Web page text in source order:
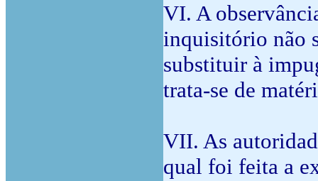
VI. A
inquisitório não
substituir à
trata-se de
VII. As
qual foi feita a